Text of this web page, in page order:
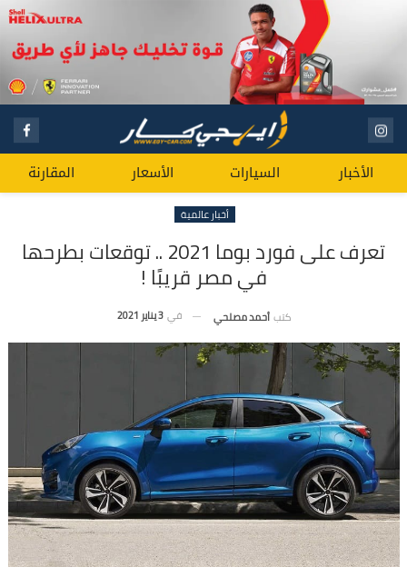
الأخبار السيارات الأسعار المقارنة
أخبار عالمية
تعرف على فورد بوما 2021 .. توقعات بطرحها
في مصر قريبًا !
كتب أحمد مصلحي في 3 يناير 2021